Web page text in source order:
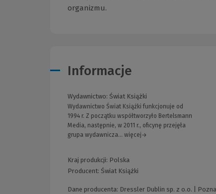
organizmu.
Informacje
Wydawnictwo: Świat Książki
Wydawnictwo Świat Książki funkcjonuje od
1994 r. Z początku współtworzyło Bertelsmann
Media, następnie, w 2011 r., oficynę przejęła
grupa wydawnicza... więcej→
Kraj produkcji: Polska
Producent: Świat Książki
Dane producenta: Dressler Dublin sp. z o.o. |